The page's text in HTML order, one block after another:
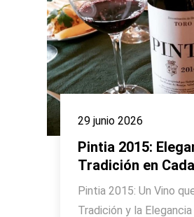
29 junio 2026
Pintia 2015:
Tradición en
Pintia 2015: Un Vino
Tradición y la